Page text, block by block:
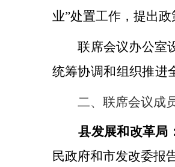
业”处置工作，提出政
联席会议办公室
统筹协调和组织推进
二、联席会议成
县发展和改革局
民政府和市发改委报